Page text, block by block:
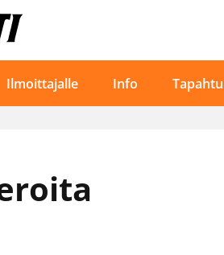
Ilmoittajalle Info